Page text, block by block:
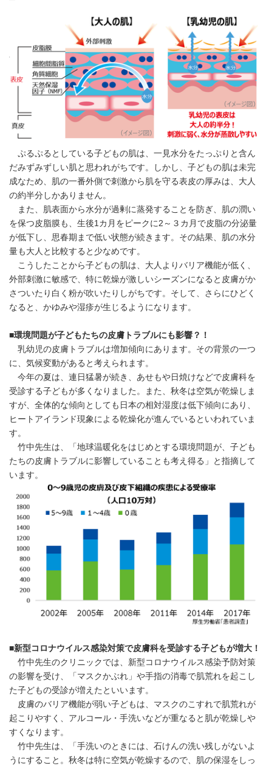
ぷるぷるとしている子どもの肌は、一見水分をたっぷりと含ん
だみずみずしい肌と思われがちです。しかし、子どもの肌は未完
成なため、肌の一番外側で刺激から肌を守る表皮の厚みは、大人
の約半分しかありません。
また、肌表面から水分が過剰に蒸発することを防ぎ、肌の潤い
を保つ皮脂膜も、生後1カ月をピークに2～３カ月で皮脂の分泌量
が低下し、思春期まで低い状態が続きます。その結果、肌の水分
量も大人と比較すると少なめです。
こうしたことから子どもの肌は、大人よりバリア機能が低く、
外部刺激に敏感で、特に乾燥が激しいシーズンになると皮膚がか
さついたり白く粉が吹いたりしがちです。そして、さらにひどく
なると、かゆみや湿疹が生じるようになります。
■環境問題が子どもたちの皮膚トラブルにも影響？！
乳幼児の皮膚トラブルは増加傾向にあります。その背景の一つ
に、気候変動があると考えられます。
今年の夏は、連日猛暑が続き、あせもや日焼けなどで皮膚科を
受診する子どもが多くなりました。また、秋冬は空気が乾燥しま
すが、全体的な傾向としても日本の相対湿度は低下傾向にあり、
ヒートアイランド現象による乾燥化が進んでいるといわれていま
す。
竹中先生は、「地球温暖化をはじめとする環境問題が、子ども
たちの皮膚トラブルに影響していることも考え得る」と指摘して
います。
■新型コロナウイルス感染対策で皮膚科を受診する子どもが増大！
竹中先生のクリニックでは、新型コロナウイルス感染予防対策
の影響を受け、「マスクかぶれ」や手指の消毒で肌荒れを起こし
た子どもの受診が増えたといいます。
皮膚のバリア機能が弱い子どもは、マスクのこすれで肌荒れが
起こりやすく、アルコール・手洗いなどが重なると肌が乾燥しや
すくなります。
竹中先生は、「手洗いのときには、石けんの洗い残しがないよ
うにすること。秋冬は特に空気が乾燥するので、肌の保湿をしっ